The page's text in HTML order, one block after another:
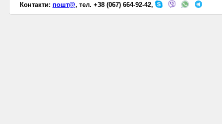
Контакти: пошт@, тел. +38 (067) 664-92-42,